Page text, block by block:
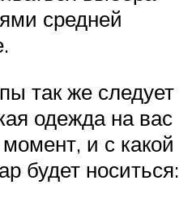
средней
так же следует
одежда на вас
и с какой
будет носиться: